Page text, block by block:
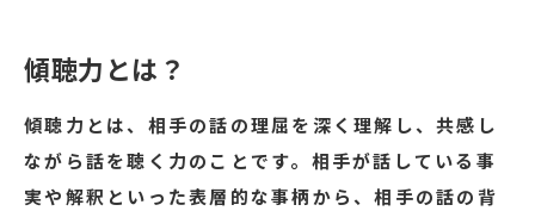
傾聴力とは？
傾聴力とは、相手の話の理屈を深く理解し、共感し
ながら話を聴く力のことです。相手が話している事
実や解釈といった表層的な事柄から、相手の話の背